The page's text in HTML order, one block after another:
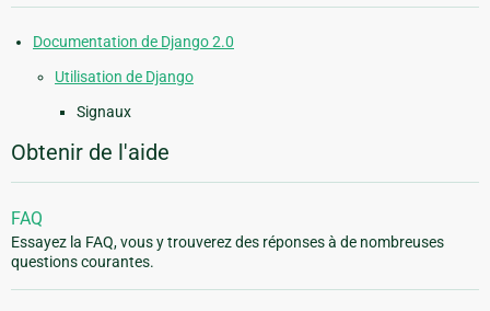
Documentation de Django 2.0
Utilisation de Django
Signaux
Obtenir de l'aide
FAQ
Essayez la FAQ, vous y trouverez des réponses à de nombreuses
questions courantes.